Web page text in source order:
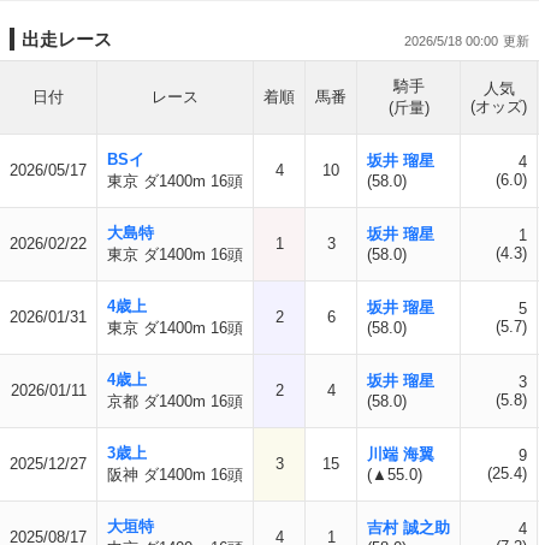
出走レース 2026/5/18 00:00
日付 レース 着順 馬番
騎手
(斤量)
人気
(オッズ)
2026/05/17
BSイ
東京 ダ1400m 16頭
4 10
坂井 瑠星
(58.0)
4
(6.0)
2026/02/22
大島特
東京 ダ1400m 16頭
1 3
坂井 瑠星
(58.0)
1
(4.3)
2026/01/31
4歳上
東京 ダ1400m 16頭
2 6
坂井 瑠星
(58.0)
5
(5.7)
2026/01/11
4歳上
京都 ダ1400m 16頭
2 4
坂井 瑠星
(58.0)
3
(5.8)
2025/12/27
3歳上
阪神 ダ1400m 16頭
3 15
川端 海翼
(▲55.0)
9
(25.4)
2025/08/17
大垣特
4 1
吉村 誠之助
4